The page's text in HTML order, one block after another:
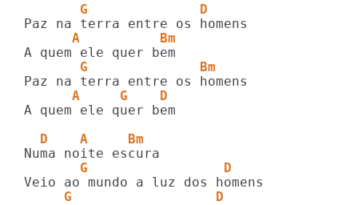
       G              D
      A          Bm
       G              Bm
      A     G    D
A quem ele quer bem
  D    A     Bm
       G                 D
     G                  D